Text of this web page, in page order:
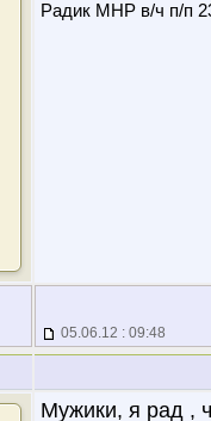
Радик МНР в/ч п/п
05.06.12 : 09:48
Мужики, я рад ,